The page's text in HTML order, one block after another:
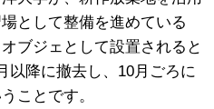
として整備を進めている
ブジェとして設置されると
以降に撤去し、10月ごろに
ことです。